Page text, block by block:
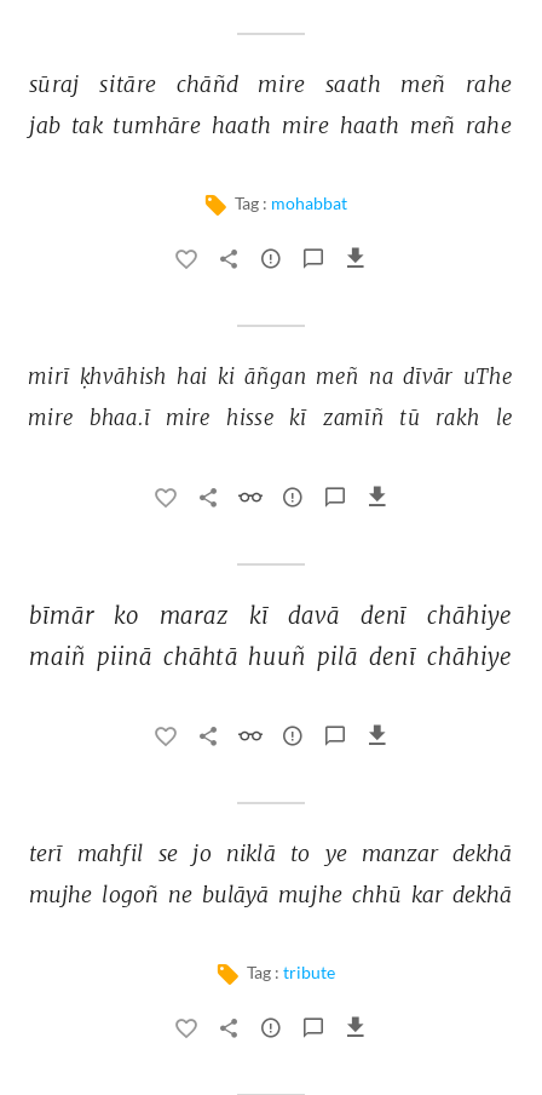
sūraj sitāre chāñd mire saath meñ
rahe
jab tak tumhāre haath mire haath meñ rahe
Tag : mohabbat
mirī ḳhvāhish hai ki āñgan meñ na dīvār uThe
mire
bhaa.ī mire hisse kī zamīñ tū rakh le
bīmār ko maraz kī davā denī
chāhiye
maiñ piinā chāhtā huuñ pilā denī chāhiye
terī mahfil se jo niklā to ye manzar dekhā
mujhe logoñ ne bulāyā mujhe chhū kar dekhā
Tag : tribute